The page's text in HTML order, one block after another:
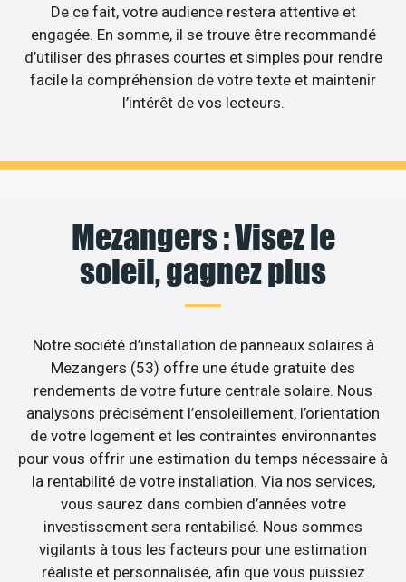
De ce fait, votre audience restera attentive et
engagée. En somme, il se trouve être recommandé
d’utiliser des phrases courtes et simples pour rendre
facile la compréhension de votre texte et maintenir
l’intérêt de vos lecteurs.
Mezangers : Visez le
soleil, gagnez plus
Notre société d’installation de panneaux solaires à
Mezangers (53) offre une étude gratuite des
rendements de votre future centrale solaire. Nous
analysons précisément l’ensoleillement, l’orientation
de votre logement et les contraintes environnantes
pour vous offrir une estimation du temps nécessaire à
la rentabilité de votre installation. Via nos services,
vous saurez dans combien d’années votre
investissement sera rentabilisé. Nous sommes
vigilants à tous les facteurs pour une estimation
réaliste et personnalisée, afin que vous puissiez